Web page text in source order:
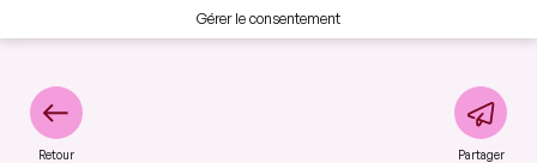
Gérer le consentement
Retour Partager